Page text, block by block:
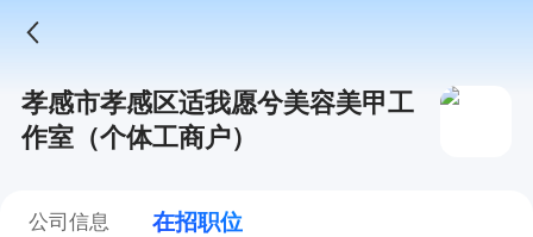
孝感市孝感区适我愿兮美容美甲工
作室（个体工商户）
公司信息 在招职位